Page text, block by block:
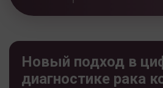
Новый подход в
диагностике рака